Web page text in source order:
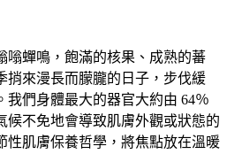
嗡蟬鳴，飽滿的核果、成熟的蕃
捎來漫長而朦朧的日子，步伐緩
我們身體最大的器官大約由 64％
候不免地會導致肌膚外觀或狀態的
性肌膚保養哲學，將焦點放在溫暖